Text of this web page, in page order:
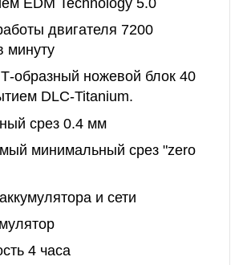
двигателя 7200
минуту
образный ножевой блок 40
DLC-Titanium.
срез 0.4 мм
минимальный срез "zero
и сети
4 часа